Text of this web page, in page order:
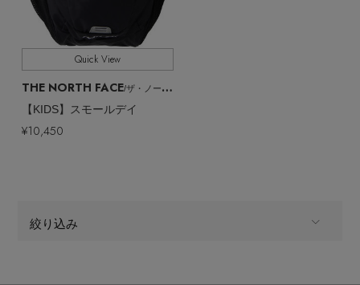
Quick View
THE NORTH FACE/ザ・ノース・フェイス
【KIDS】スモールデイ
¥10,450
絞り込み